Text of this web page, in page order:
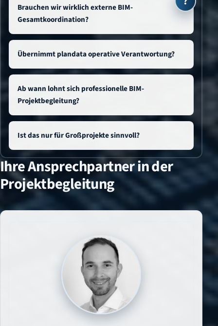
Brauchen wir wirklich externe BIM-
Gesamtkoordination?
Übernimmt plandata operative Verantwortung?
Ab wann lohnt sich professionelle BIM-
Projektbegleitung?
Ist das nur für Großprojekte sinnvoll?
Ihre Ansprechpartner in der
Projektbegleitung